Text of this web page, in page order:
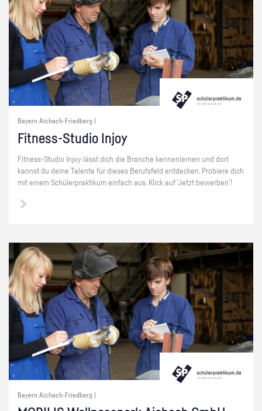
Bayern Aichach-Friedberg |
Fit­ness-Stu­dio Injoy
Fit­ness-Stu­dio Injoy lässt dich die Bran­che ken­nen­ler­nen und dort
kannst du deine Ta­len­te für die­ses Be­rufs­feld ent­de­cken. Pro­bie­re dich
mit einem Schü­ler­prak­ti­kum ein­fach aus. Klick auf 'Jetzt be­wer­ben'!
Bayern Aichach-Friedberg |